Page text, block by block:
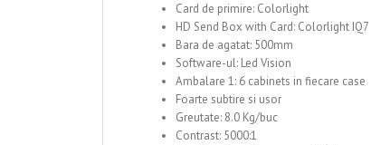
Card de primire: Colorlight
HD Send Box with Card: Colorlight IQ7
Bara de agatat: 500mm
Software-ul: Led Vision
Ambalare 1: 6 cabinets in fiecare case
Foarte subtire si usor
Greutate: 8.0 Kg/buc
Contrast: 5000:1